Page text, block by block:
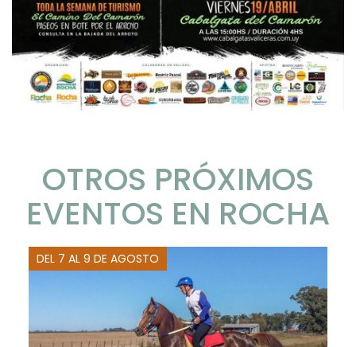
OTROS PRÓXIMOS
EVENTOS EN ROCHA
DEL 7 AL 9 DE AGOSTO